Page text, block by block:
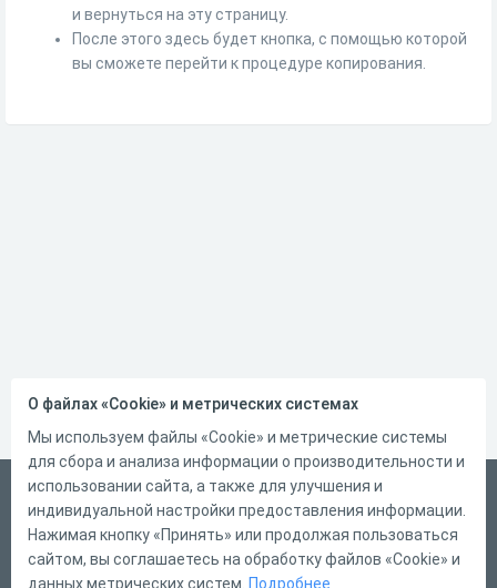
и вернуться на эту страницу.
После этого здесь будет кнопка, с помощью которой
вы сможете перейти к процедуре копирования.
Русский
Справка
Форма обратной связи
О файлах «Cookie» и метрических системах
Мы используем файлы «Cookie» и метрические системы
для сбора и анализа информации о производительности и
использовании сайта, а также для улучшения и
индивидуальной настройки предоставления информации.
Нажимая кнопку «Принять» или продолжая пользоваться
сайтом, вы соглашаетесь на обработку файлов «Cookie» и
данных метрических систем. Подробнее